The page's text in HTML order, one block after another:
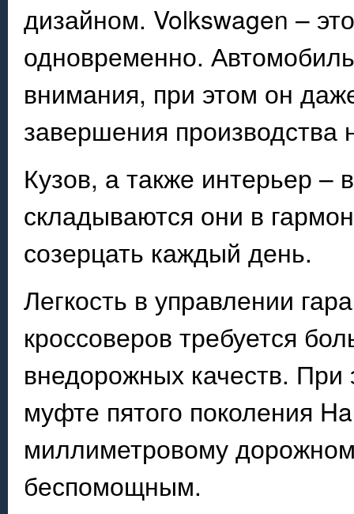
дизайном. Volkswagen –
одновременно.
внимания, при этом он
завершения производства
Кузов, а также интерьер
складываются они в
созерцать каждый день.
Легкость в управлении
кроссоверов требуется
внедорожных качеств.
муфте пятого поколения
миллиметровому
беспомощным.